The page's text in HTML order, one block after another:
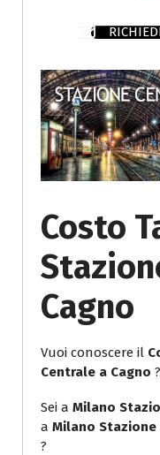
Costo
Cagno
Vuoi conoscere il
Centrale a Cagno ?
Sei a Milano
a Milano Stazione
?